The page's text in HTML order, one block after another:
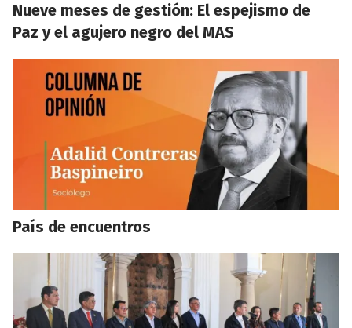
Nueve meses de gestión: El espejismo de
Paz y el agujero negro del MAS
País de encuentros